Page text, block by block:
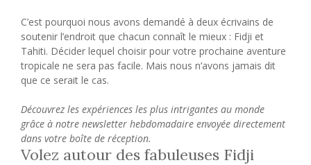
C’est pourquoi nous avons demandé à deux écrivains de
soutenir l’endroit que chacun connaît le mieux : Fidji et
Tahiti. Décider lequel choisir pour votre prochaine aventure
tropicale ne sera pas facile. Mais nous n’avons jamais dit
que ce serait le cas.
Découvrez les expériences les plus intrigantes au monde
grâce à notre newsletter hebdomadaire envoyée directement
dans votre boîte de réception.
Volez autour des fabuleuses Fidji